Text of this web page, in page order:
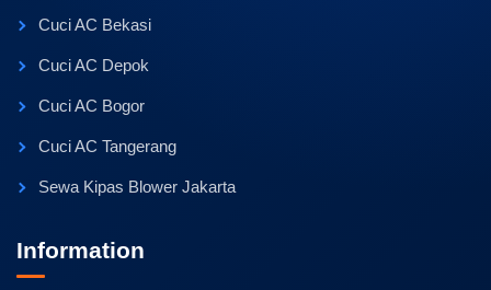
Cuci AC Bekasi
Cuci AC Depok
Cuci AC Bogor
Cuci AC Tangerang
Sewa Kipas Blower Jakarta
Information